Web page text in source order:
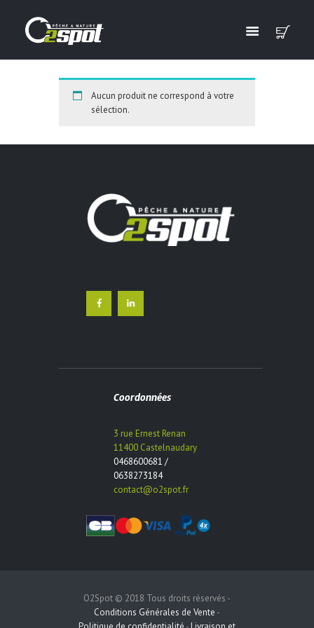
Aucun produit ne correspond à votre
sélection.
Coordonnées
3 rue Ernest Renan
11400 Castelnaudary
0468600681 /
0638273184
contact@o2spot.fr
O2Spot © 2018 Tous droits réservés -
Conditions Générales de Vente -